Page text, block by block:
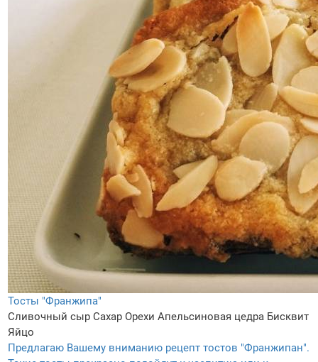
Тосты "Франжипа"
Сливочный сыр Сахар Орехи Апельсиновая цедра Бисквит
Яйцо
Предлагаю Вашему вниманию рецепт тостов "Франжипан".